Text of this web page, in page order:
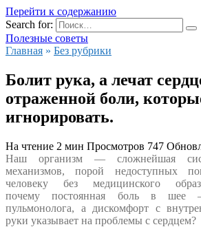
Перейти к содержанию
Search for:
Полезные советы
Главная » Без рубрики
Болит рука, а лечат
отраженной боли,
игнорировать.
На чтение 2 мин Просмотров 747
Наш организм — сложнейшая
механизмов, порой недоступных
человеку без медицинского
почемупостоянная боль в шее
пульмонолога, а дискомфорт с
руки указывает на проблемы с сердцем?